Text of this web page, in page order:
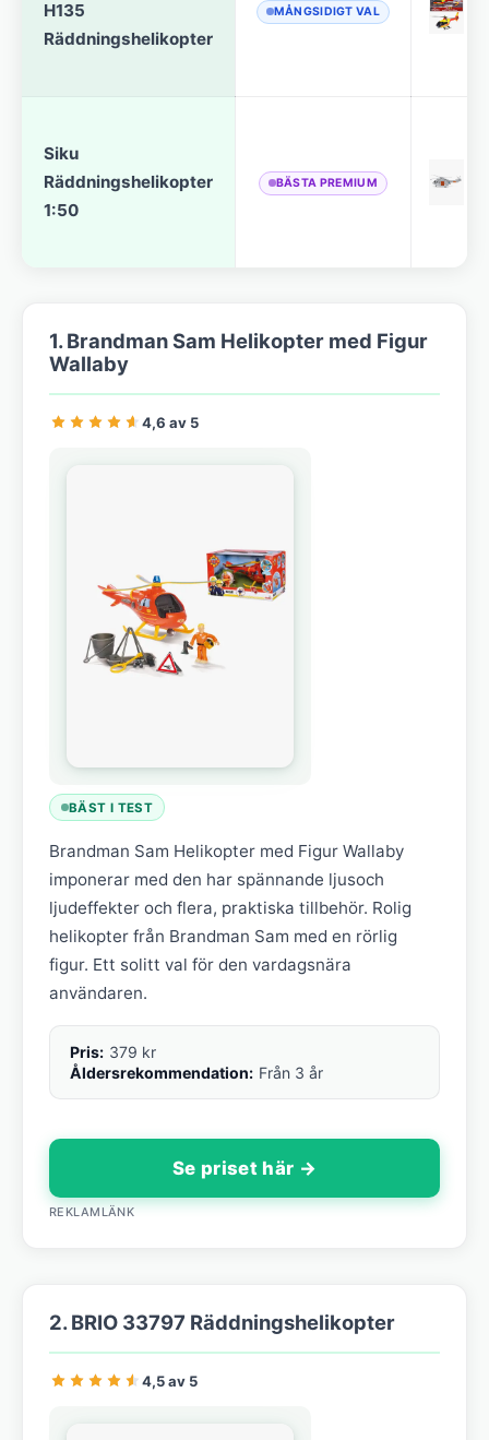
H135
Räddningshelikopter
MÅNGSIDIGT VAL
Siku
Räddningshelikopter
1:50
BÄSTA PREMIUM
1. Brandman Sam Helikopter med Figur
Wallaby
4,6 av 5
BÄST I TEST
Brandman Sam Helikopter med Figur Wallaby
imponerar med den har spännande ljusoch
ljudeffekter och flera, praktiska tillbehör. Rolig
helikopter från Brandman Sam med en rörlig
figur. Ett solitt val för den vardagsnära
användaren.
Pris: 379 kr
Åldersrekommendation: Från 3 år
Se priset här →
REKLAMLÄNK
2. BRIO 33797 Räddningshelikopter
4,5 av 5